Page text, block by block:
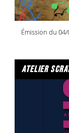
Émission du
atelier